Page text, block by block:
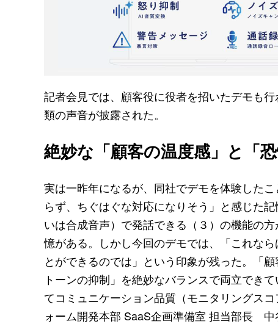
記者会見では、顧客役に役者を招いたデモも
類の声音が披露された。
絶妙な「顧客の温度感」と「
実は一昨年になるが、同社でデモを体験した
らず、ちぐはぐな対応になりそう」と感じた
いは合成音声）で発話できる（３）の機能の
憶がある。しかし今回のデモでは、「これな
とができるのでは」という印象が残った。「
トーンの抑制」を絶妙なバランスで両立でき
てコミュニケーション品質（モニタリングス
ォーム開発本部 SaaS企画準備室 担当部長